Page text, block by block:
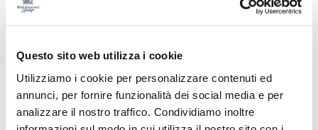
Questo sito web utilizza i cookie
Utilizziamo i cookie per personalizzare contenuti ed
annunci, per fornire funzionalità dei social media e per
analizzare il nostro traffico. Condividiamo inoltre
LORETO. Parte la nuova stagione: obiettivo
crescere ancora
Alessio Antonietti, e i giocatori che fanno parte della prima squadra del
fortemente dalla società e dal nuovo allenatore Alessio Antonie ...leggi
FC OSIMO. Confermato lo staff di mister